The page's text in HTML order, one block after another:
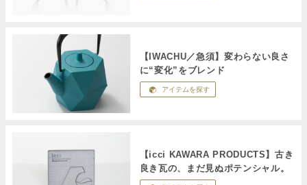
【IWACHU／急須】変わらない良さ
に“変化”をブレンド
アイテムを探す
【icci KAWARA PRODUCTS】古き
良き瓦の、まだ見ぬポテンシャル。